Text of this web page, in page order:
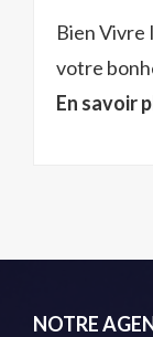
Bien Vivre
votre
En savoir
NOTRE